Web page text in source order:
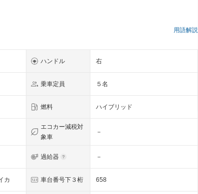
用語解説
ハンドル 右
乗車定員 ５名
燃料 ハイブリッド
エコカー減税対
象車
－
過給器 －
カ 車台番号下３桁 658